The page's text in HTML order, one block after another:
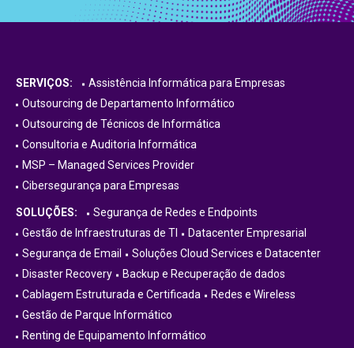
SERVIÇOS:
Assistência Informática para Empresas
Outsourcing de Departamento Informático
Outsourcing de Técnicos de Informática
Consultoria e Auditoria Informática
MSP – Managed Services Provider
Cibersegurança para Empresas
SOLUÇÕES:
Segurança de Redes e Endpoints
Gestão de Infraestruturas de TI
Datacenter Empresarial
Segurança de Email
Soluções Cloud Services e Datacenter
Disaster Recovery
Backup e Recuperação de dados
Cablagem Estruturada e Certificada
Redes e Wireless
Gestão de Parque Informático
Renting de Equipamento Informático